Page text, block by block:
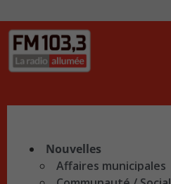
Nouvelles
Affaires municipales